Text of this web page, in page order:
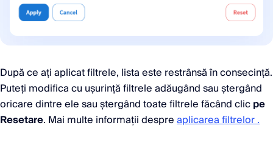
După ce ați aplicat filtrele, lista este restrânsă în consecință.
Puteți modifica cu ușurință filtrele adăugând sau ștergând
oricare dintre ele sau ștergând toate filtrele făcând clicpe
Resetare. Mai multe informații despreaplicarea filtrelor .